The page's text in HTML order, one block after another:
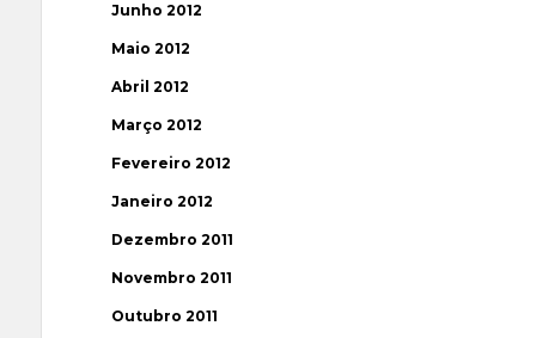
Junho 2012
Maio 2012
Abril 2012
Março 2012
Fevereiro 2012
Janeiro 2012
Dezembro 2011
Novembro 2011
Outubro 2011